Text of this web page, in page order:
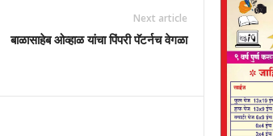
Next article
बाळासाहेब ओव्हाळ यांचा पिंपरी पॅटर्नच वेगळा